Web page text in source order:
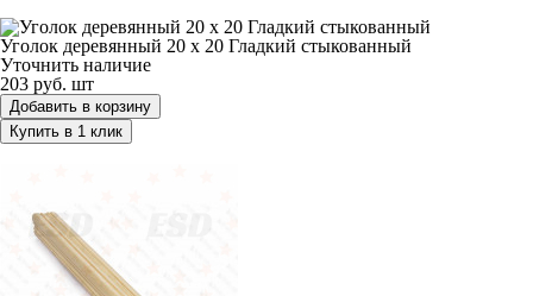
Уголок деревянный 20 х 20 Гладкий стыкованный
Уточнить наличие
203 руб. шт
Добавить в корзину
Купить в 1 клик